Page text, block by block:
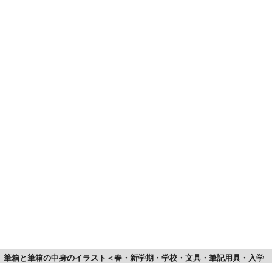
筆箱と筆箱の中身のイラスト＜春・新学期・学校・文具・筆記用具・入学